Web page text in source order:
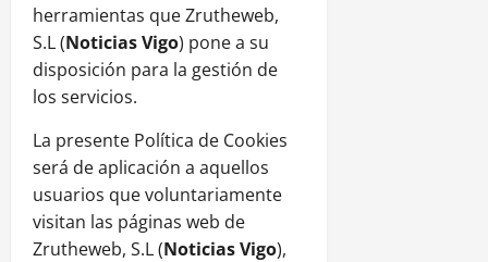
herramientas que Zrutheweb,
S.L (NoticiasVigo) pone a su
disposición para la gestión de
los servicios.
La presente Política de Cookies
será de aplicación a aquellos
usuarios que voluntariamente
visitan las páginas web de
Zrutheweb, S.L (NoticiasVigo),